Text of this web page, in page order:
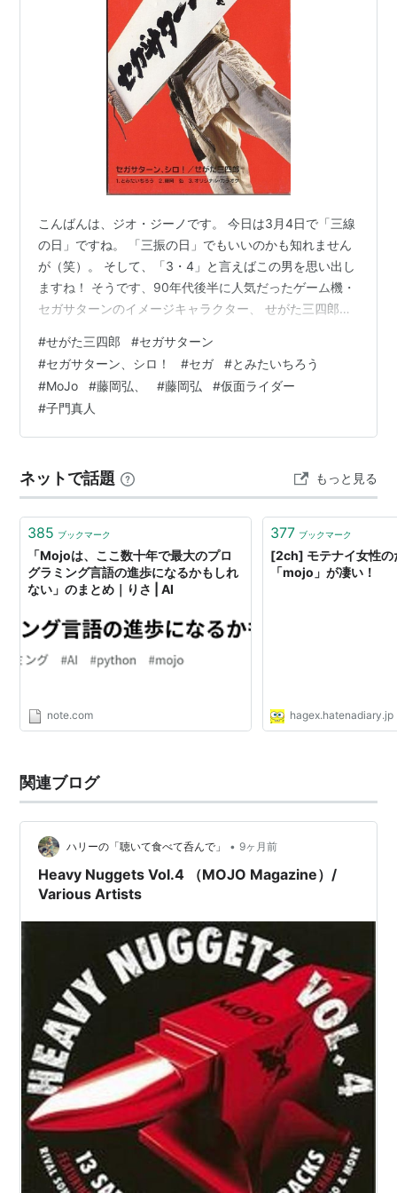
ANIMEX 1200シリーズ 81 光速
電神アルベガス 音楽集
アーティスト:TVサントラ,Mojo,松木
里江,こおろぎ’73,酒井あきよし,冬杜花
代子,渡辺宙明,上原正三,高橋洋一,いち
ひさし,コロムビア・オーケストラ
出版社/メーカー:コロムビアミュージックエンタテインメン
2004/09/22
: 28回
…など。
MoJo スーパー・ベスト~バトル
フィーバーJ/科学戦隊ダイナマン
アーティスト:MoJo,コロムビアゆり
手三郎,加藤清美,酒井あきよし,保富康
午,さがらよしあき,康珍化,実川俊
メディア: CD
購入: 1人クリック: 18回
この商品を含むブログ (12件) を見る
特撮ソング
バトルフィーバーJ
ED:勇者が行く
大戦隊ゴーグルV
ED:ストップ・ザ・バトル
科学戦隊ダイナマン
ED:夢をかなえてダイナマン
科学戦隊ダイナマン (限定盤)
アーティスト:TVサントラ,MOJO,こ
おろぎ’73,八手三郎,さがらよしあき,曽
田博久,小池一夫,砂原十吾,京建輔,吉村
浩二,コロムビア・オーケストラ
出版社/メーカー:
コロムビアミュージックエンタテインメン
ト
発売日:2004/03/17
メディア:CD
クリック: 24回
この商品を含むブログ (2件) を見る
星雲仮面マシンマン
OP:星雲仮面マシンマン
こんばんは、ジオ・ジーノです。 今日は3月4日で「三線
の日」ですね。 「三振の日」でもいいのかも知れません
が（笑）。 そして、「3・4」と言えばこの男を思い出し
ますね！ そうです、90年代後半に人気だったゲーム機・
セガサターンのイメージキャラクター、 せがた三四郎で
四郎のイメージソング、 『セガサターン、シロ！』で
す。 せがた三四郎『セガサターン、シロ！』シングルジ
ャケット www.youtube.com
#せがた三四郎 #セガサターン
#セガサターン、シロ！ #セガ #とみたいちろう
#MoJo #藤岡弘、 #藤岡弘 #仮面ライダー
#子門真人
ネットで話題 もっと見る
385 ブックマーク
「Mojoは、ここ数十年で最大のプロ
グラミング言語の進歩になるかもしれ
ない」のまとめ｜りさ | AI
note.com
377 ブックマーク
[2ch] モテナイ女性の
「mojo」が凄い！
hagex.hatenadiary.jp
関連ブログ
ハリーの「聴いて食べて呑んで」 • 9ヶ月前
Heavy Nuggets Vol.4 （MOJO Magazine）/
Various Artists